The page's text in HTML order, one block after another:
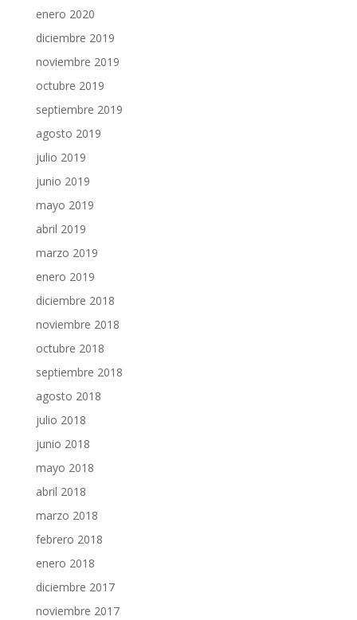
enero 2020
diciembre 2019
noviembre 2019
octubre 2019
septiembre 2019
agosto 2019
julio 2019
junio 2019
mayo 2019
abril 2019
marzo 2019
enero 2019
diciembre 2018
noviembre 2018
octubre 2018
septiembre 2018
agosto 2018
julio 2018
junio 2018
mayo 2018
abril 2018
marzo 2018
febrero 2018
enero 2018
diciembre 2017
noviembre 2017